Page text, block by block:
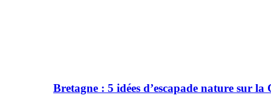
Bretagne : 5 idées d’escapade nature sur